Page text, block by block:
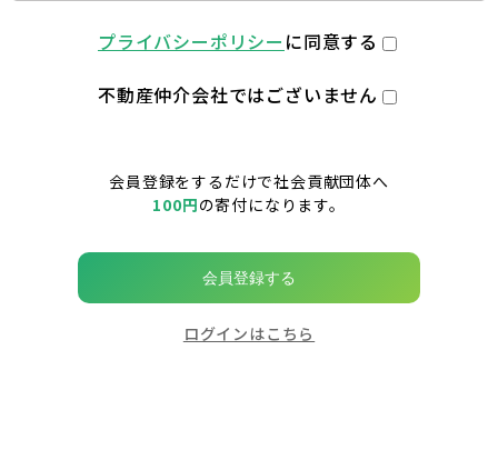
プライバシーポリシー に同意する
不動産仲介会社ではございません
会員登録をするだけで社会貢献団体へ
100円の寄付になります。
会員登録する
ログインはこちら